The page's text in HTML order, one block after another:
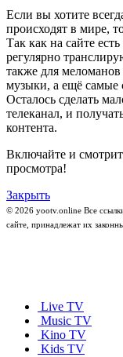
Если вы хотите
происходят в мире,
Так как на сайте
регулярно
также для
музыки, а ещё самые
Осталось сделать
телеканал, и
контента.
Включайте и
просмотра!
Закрыть
© 2026 yootv.online Все
сайте, принадлежат их
Live TV
Music TV
Kino TV
Kids TV